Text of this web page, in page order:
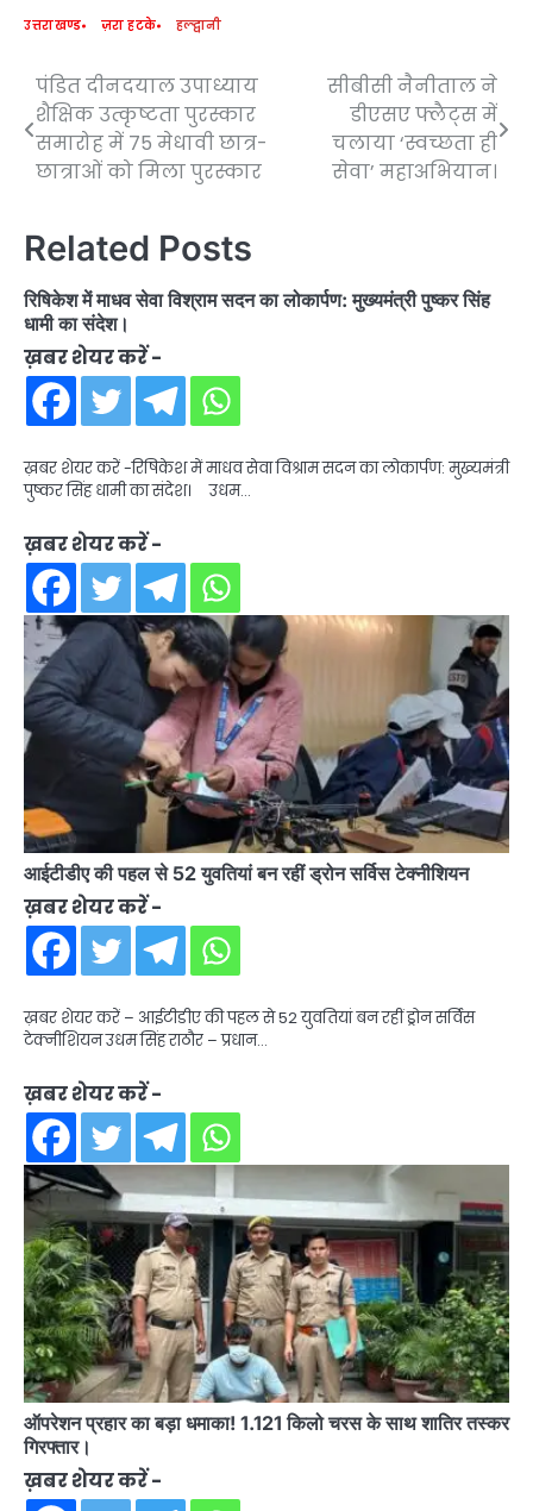
उत्तराखण्ड ज़रा हटके हल्द्वानी
Post
navigation
पंडित दीनदयाल उपाध्याय
शैक्षिक उत्कृष्टता पुरस्कार
समारोह में 75 मेधावी छात्र-
छात्राओं को मिला पुरस्कार
सीबीसी नैनीताल ने
डीएसए फ्लैट्स में
चलाया ‘स्वच्छता ही
सेवा’ महाअभियान।
Related Posts
रिषिकेश में माधव सेवा विश्राम सदन का लोकार्पण: मुख्यमंत्री पुष्कर सिंह
धामी का संदेश।
ख़बर शेयर करें -
ख़बर शेयर करें -रिषिकेश में माधव सेवा विश्राम सदन का लोकार्पण: मुख्यमंत्री
पुष्कर सिंह धामी का संदेश। उधम…
ख़बर शेयर करें -
आईटीडीए की पहल से 52 युवतियां बन रहीं ड्रोन सर्विस टेक्नीशियन
ख़बर शेयर करें -
ख़बर शेयर करें – आईटीडीए की पहल से 52 युवतियां बन रहीं ड्रोन सर्विस
टेक्नीशियन उधम सिंह राठौर – प्रधान…
ख़बर शेयर करें -
ऑपरेशन प्रहार का बड़ा धमाका! 1.121 किलो चरस के साथ शातिर तस्कर
गिरफ्तार।
ख़बर शेयर करें -